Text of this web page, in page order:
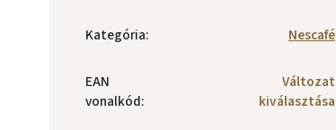
Kategória: Nescafé
EAN
vonalkód:
Változat
kiválasztása